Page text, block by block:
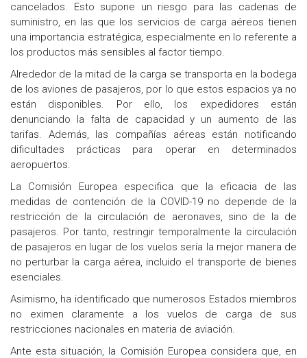
cancelados. Esto supone un riesgo para las cadenas de
suministro, en las que los servicios de carga aéreos tienen
una importancia estratégica, especialmente en lo referente a
los productos más sensibles al factor tiempo.
Alrededor de la mitad de la carga se transporta en la bodega
de los aviones de pasajeros, por lo que estos espacios ya no
están disponibles. Por ello, los expedidores están
denunciando la falta de capacidad y un aumento de las
tarifas. Además, las compañías aéreas están notificando
dificultades prácticas para operar en determinados
aeropuertos.
La Comisión Europea especifica que la eficacia de las
medidas de contención de la COVID-19 no depende de la
restricción de la circulación de aeronaves, sino de la de
pasajeros. Por tanto, restringir temporalmente la circulación
de pasajeros en lugar de los vuelos sería la mejor manera de
no perturbar la carga aérea, incluido el transporte de bienes
esenciales.
Asimismo, ha identificado que numerosos Estados miembros
no eximen claramente a los vuelos de carga de sus
restricciones nacionales en materia de aviación.
Ante esta situación, la Comisión Europea considera que, en